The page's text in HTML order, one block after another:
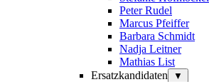
Peter Rudel
Marcus Pfeiffer
Barbara Schmidt
Nadja Leitner
Mathias List
Ersatzkandidaten
▼